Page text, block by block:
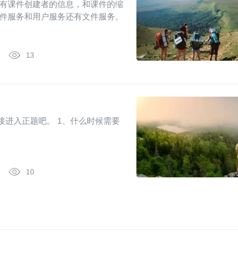
课件创建者的信息，和课件的缩
服务和用户服务还有文件服务。
 13
1、什么时候需要
 10